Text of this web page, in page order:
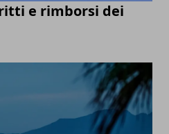
e rimborsi dei